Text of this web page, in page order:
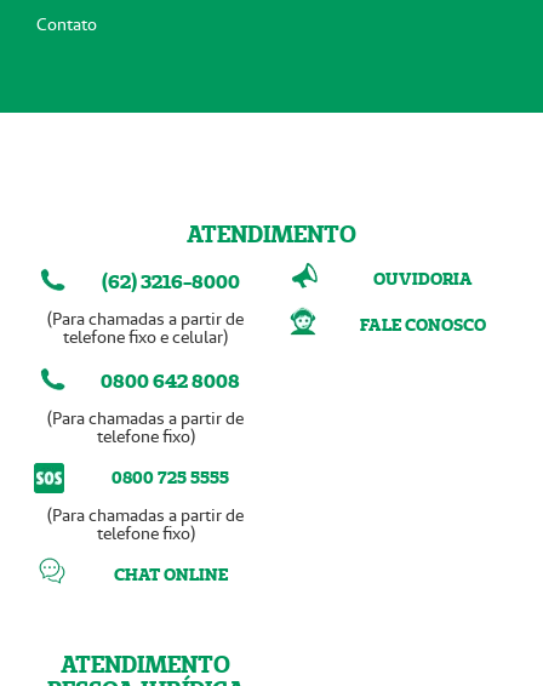
Contato
ATENDIMENTO
(62) 3216-8000
(Para chamadas a partir de
telefone fixo e celular)
0800 642 8008
(Para chamadas a partir de
telefone fixo)
0800 725 5555
(Para chamadas a partir de
telefone fixo)
CHAT ONLINE
ATENDIMENTO
OUVIDORIA
FALE CONOSCO